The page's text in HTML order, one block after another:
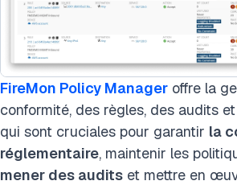
FireMon Policy Manager offre la
conformité, des règles, des audits
qui sont cruciales pour garantir la
réglementaire, maintenir les
mener des audits et mettre en